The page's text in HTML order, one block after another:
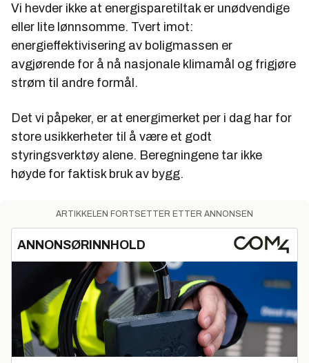
Vi hevder ikke at energisparetiltak er unødvendige
eller lite lønnsomme. Tvert imot:
energieffektivisering av boligmassen er
avgjørende for å nå nasjonale klimamål og frigjøre
strøm til andre formål.
Det vi påpeker, er at energimerket per i dag har for
store usikkerheter til å være et godt
styringsverktøy alene. Beregningene tar ikke
høyde for faktisk bruk av bygg.
ARTIKKELEN FORTSETTER ETTER ANNONSEN
ANNONSØRINNHOLD